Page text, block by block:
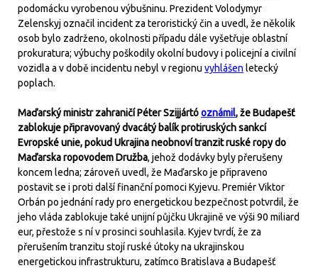
podomácku vyrobenou výbušninu. Prezident Volodymyr
Zelenskyj označil incident za teroristický čin a uvedl, že několik
osob bylo zadrženo, okolnosti případu dále vyšetřuje oblastní
prokuratura; výbuchy poškodily okolní budovy i policejní a civilní
vozidla a v době incidentu nebyl v regionu vyhlášen letecký
poplach.
Maďarský ministr zahraničí Péter Szijjártóoznámil, že Budapešť
zablokuje připravovaný dvacátý balík protiruských sankcí
Evropské unie, pokud Ukrajina neobnoví tranzit ruské ropy do
Maďarska ropovodem Družba, jehož dodávky byly přerušeny
koncem ledna; zároveň uvedl, že Maďarsko je připraveno
postavit se i proti další finanční pomoci Kyjevu. Premiér Viktor
Orbán po jednání rady pro energetickou bezpečnost potvrdil, že
jeho vláda zablokuje také unijní půjčku Ukrajině ve výši 90 miliard
eur, přestože s ní v prosinci souhlasila. Kyjev tvrdí, že za
přerušením tranzitu stojí ruské útoky na ukrajinskou
energetickou infrastrukturu, zatímco Bratislava a Budapešť